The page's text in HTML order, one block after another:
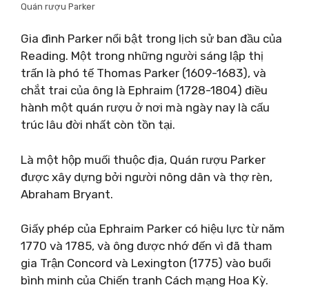
Quán rượu Parker
Gia đình Parker nổi bật trong lịch sử ban đầu của
Reading. Một trong những người sáng lập thị
trấn là phó tế Thomas Parker (1609-1683), và
chắt trai của ông là Ephraim (1728-1804) điều
hành một quán rượu ở nơi mà ngày nay là cấu
trúc lâu đời nhất còn tồn tại.
Là một hộp muối thuộc địa, Quán rượu Parker
được xây dựng bởi người nông dân và thợ rèn,
Abraham Bryant.
Giấy phép của Ephraim Parker có hiệu lực từ năm
1770 và 1785, và ông được nhớ đến vì đã tham
gia Trận Concord và Lexington (1775) vào buổi
bình minh của Chiến tranh Cách mạng Hoa Kỳ.